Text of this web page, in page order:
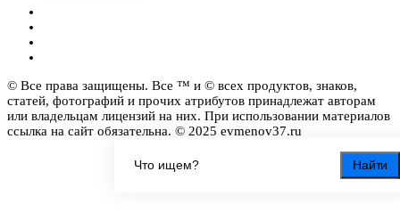
Найти
© Все права защищены. Все ™ и © всех продуктов, знаков,
статей, фотографий и прочих атрибутов принадлежат авторам
или владельцам лицензий на них. При использовании материалов
ссылка на сайт обязательна. © 2025 evmenov37.ru